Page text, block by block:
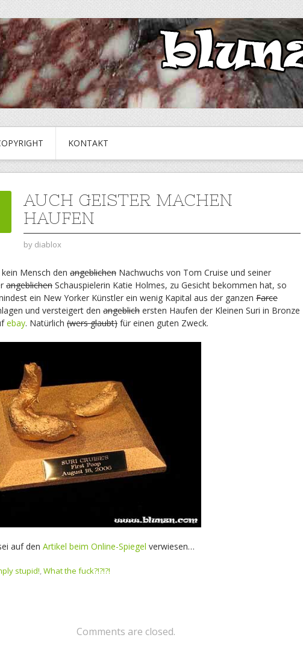
KONTAKT
AUCH GEISTER MACHEN
HAUFEN
by diablox
Mensch den angeblichen Nachwuchs von Tom Cruise und seiner
angeblichen Schauspielerin Katie Holmes, zu Gesicht bekommen hat, so
ein New Yorker Künstler ein wenig Kapital aus der ganzen Farce
und versteigert den angeblich ersten Haufen der Kleinen Suri in Bronze
ebay. Natürlich (wers glaubt) für einen guten Zweck.
auf den Artikel beim Online-Spiegel verwiesen…
stupid! What the fuck?!?!?!
Comments are closed.